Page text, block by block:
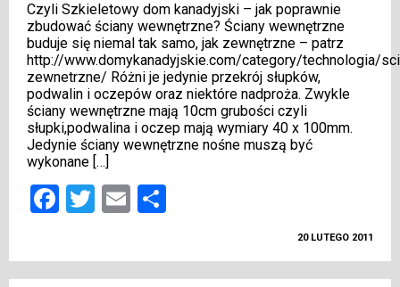
Czyli Szkieletowy dom kanadyjski – jak poprawnie
zbudować ściany wewnętrzne? Ściany wewnętrzne
buduje się niemal tak samo, jak zewnętrzne – patrz
http://www.domykanadyjskie.com/category/technologia/
zewnetrzne/ Różni je jedynie przekrój słupków,
podwalin i oczepów oraz niektóre nadproża. Zwykle
ściany wewnętrzne mają 10cm grubości czyli
słupki,podwalina i oczep mają wymiary 40 x 100mm.
Jedynie ściany wewnętrzne nośne muszą być
wykonane […]
Facebook
Twitter
Email
20 LUTEGO 2011